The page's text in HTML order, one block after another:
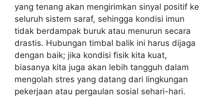
yang tenang akan mengirimkan sinyal positif ke
seluruh sistem saraf, sehingga kondisi imun
tidak berdampak buruk atau menurun secara
drastis. Hubungan timbal balik ini harus dijaga
dengan baik; jika kondisi fisik kita kuat,
biasanya kita juga akan lebih tangguh dalam
mengolah stres yang datang dari lingkungan
pekerjaan atau pergaulan sosial sehari-hari.